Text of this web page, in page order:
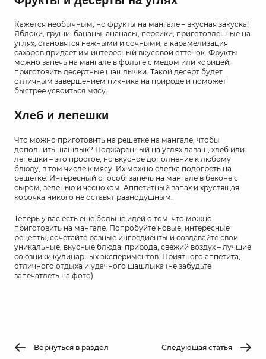
Кажется необычным, но фрукты на мангале – вкусная закуска!
Яблоки, груши, бананы, ананасы, персики, приготовленные на
углях, становятся нежными и сочными, а карамелизация
сахаров придает им интересный вкусовой оттенок. Фрукты
можно запечь на мангале в фольге с медом или корицей,
приготовить десертные шашлычки. Такой десерт будет
отличным завершением пикника на природе и поможет
быстрее усвоиться мясу.
Хлеб и лепешки
Что можно приготовить на решетке на мангале, чтобы
дополнить шашлык? Поджаренный на углях лаваш, хлеб или
лепешки – это простое, но вкусное дополнение к любому
блюду, в том числе к мясу. Их можно слегка подогреть на
решетке. Интересный способ: запечь на мангале в беконе с
сыром, зеленью и чесноком. Аппетитный запах и хрустящая
корочка никого не оставят равнодушным.
Теперь у вас есть еще больше идей о том, что можно
приготовить на мангале. Попробуйте новые, интересные
рецепты, сочетайте разные ингредиенты и создавайте свои
уникальные, вкусные блюда: природа, свежий воздух – лучшие
союзники кулинарных экспериментов. Приятного аппетита,
отличного отдыха и удачного шашлыка (не забудьте
запечатлеть на фото)!
Вернуться в раздел Следующая статья